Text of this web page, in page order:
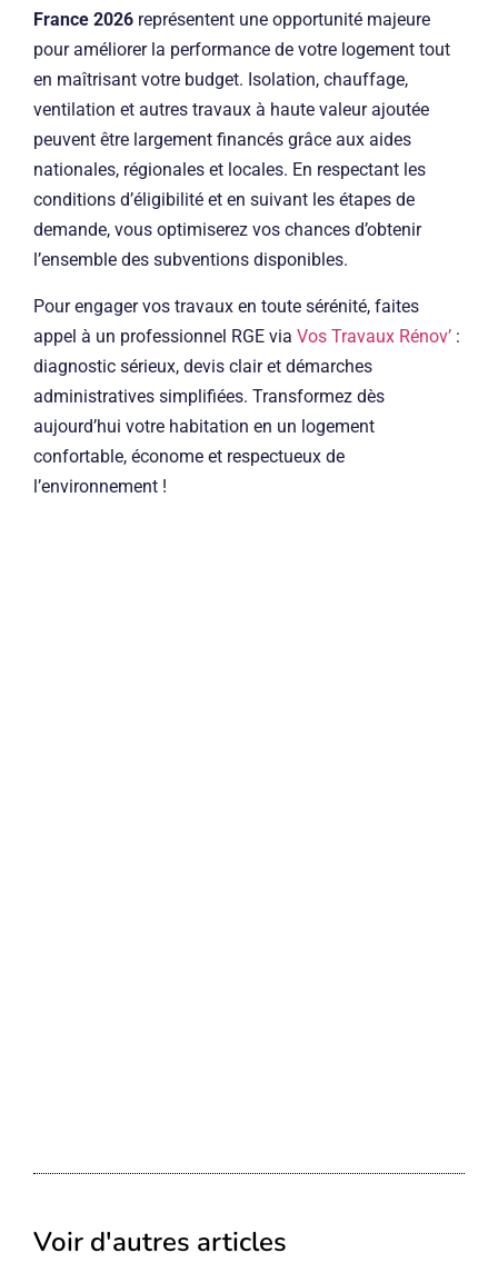
France 2026 représentent une opportunité majeure
pour améliorer la performance de votre logement tout
en maîtrisant votre budget. Isolation, chauffage,
ventilation et autres travaux à haute valeur ajoutée
peuvent être largement financés grâce aux aides
nationales, régionales et locales. En respectant les
conditions d’éligibilité et en suivant les étapes de
demande, vous optimiserez vos chances d’obtenir
l’ensemble des subventions disponibles.
Pour engager vos travaux en toute sérénité, faites
appel à un professionnel RGE via Vos Travaux Rénov’ :
diagnostic sérieux, devis clair et démarches
administratives simplifiées. Transformez dès
aujourd’hui votre habitation en un logement
confortable, économe et respectueux de
l’environnement !
Voir d'autres articles